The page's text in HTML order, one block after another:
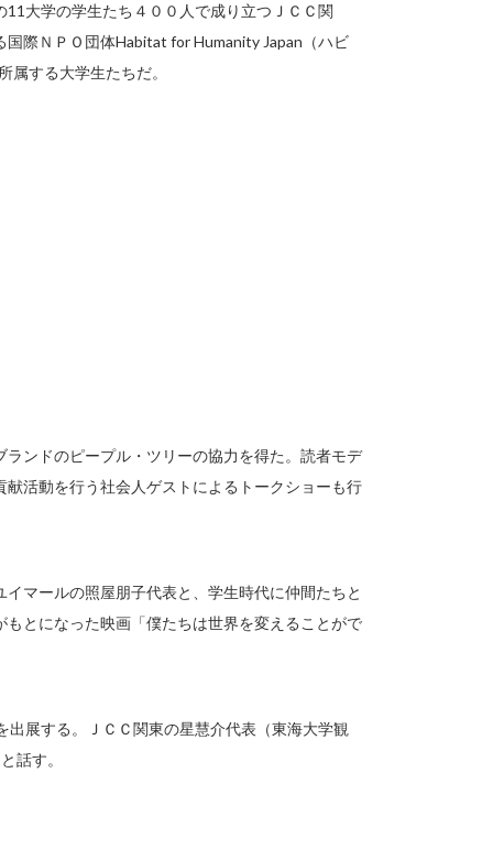
大学の学生たち４００人で成り立つＪＣＣ関
際ＮＰＯ団体Habitat for Humanity Japan（ハビ
属する大学生たちだ。
ンドのピープル・ツリーの協力を得た。読者モデ
活動を行う社会人ゲストによるトークショーも行
マールの照屋朋子代表と、学生時代に仲間たちと
とになった映画「僕たちは世界を変えることがで
展する。ＪＣＣ関東の星慧介代表（東海大学観
話す。